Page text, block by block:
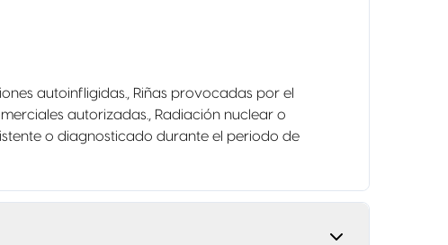
autoinfligidas., Riñas provocadas por el
autorizadas., Radiación nuclear o
o diagnosticado durante el periodo de